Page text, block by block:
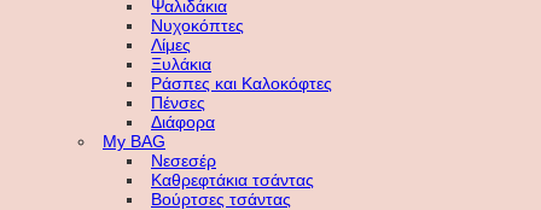
Ψαλιδάκια
Νυχοκόπτες
Λίμες
Ξυλάκια
Ράσπες και Καλοκόφτες
Πένσες
Διάφορα
My BAG
Νεσεσέρ
Καθρεφτάκια τσάντας
Βούρτσες τσάντας